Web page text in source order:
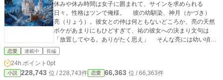
休みや休み時間は女子に囲まれて、サインを求められる
日々。性格はツンで俺様。 彼の幼馴染、神月（かづき）
亮（りょう）。彼女との仲は何ともないどころか、亮の天然
ボケがあまりにもひどすぎて、祐の彼女への決まり文句は
「放置してやる。ありがたく思え」 そんな亮には幼い頃か
ら繰り返す見る夢があった。それは自分が死んでゆくもの。
に変わったのだ。だが、特に変わったことも起きず、その日
は無事に終了。 けれども、目が覚めると、別世界へといき
恋愛 連載中 長編
24h.ポイント 0pt
小説 228,743 位 / 228,743件 恋愛 66,363 位 / 66,363件